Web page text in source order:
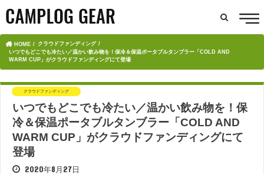
HOME
クラウドファンディング
いつでもどこでも冷たい／温かい飲み物を！保冷＆保温ポータブルタンブラー「COLD AND
WARM CUP」がクラウドファンディングにて登場
クラウドファンディング
いつでもどこでも冷たい／温かい飲み物を！保
冷＆保温ポータブルタンブラー「COLD AND
WARM CUP」がクラウドファンディングにて
登場
2020年8月27日